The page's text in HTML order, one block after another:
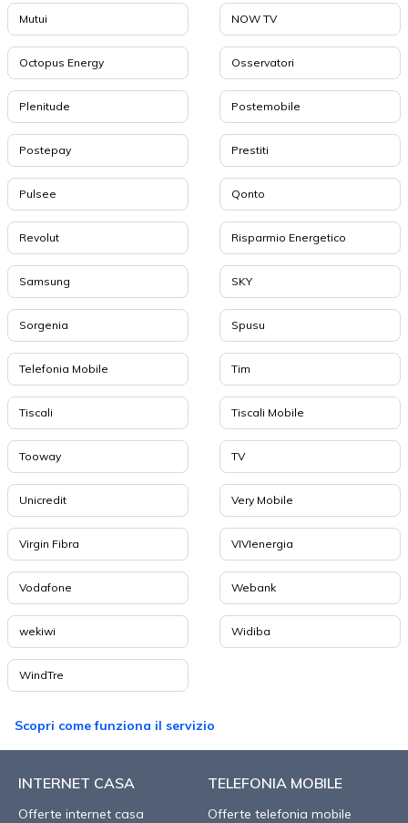
Mutui NOW TV
Octopus Energy Osservatori
Plenitude Postemobile
Postepay Prestiti
Pulsee Qonto
Revolut Risparmio Energetico
Samsung SKY
Sorgenia Spusu
Telefonia Mobile Tim
Tiscali Tiscali Mobile
Tooway TV
Unicredit Very Mobile
Virgin Fibra VIVIenergia
Vodafone Webank
wekiwi Widiba
WindTre
Scopri come funziona il servizio
INTERNET CASA
Offerte internet casa
TELEFONIA MOBILE
Offerte telefonia mobile